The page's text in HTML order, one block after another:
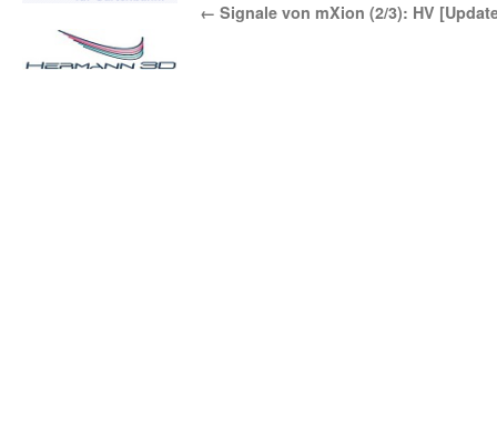
← Signale von mXion (2/3): HV